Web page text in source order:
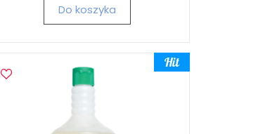
Do koszyka